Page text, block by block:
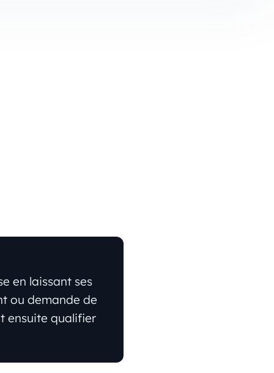
en laissant ses
ou demande de
ensuite qualifier